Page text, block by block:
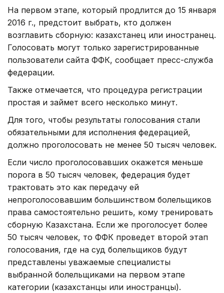
На первом этапе, который продлится до 15 января
2016 г., предстоит выбрать, кто должен
возглавить сборную: казахстанец или иностранец.
Голосовать могут только зарегистрированные
пользователи сайта ФФК, сообщает пресс-служба
федерации.
Также отмечается, что процедура регистрации
простая и займет всего несколько минут.
Для того, чтобы результаты голосования стали
обязательными для исполнения федерацией,
должно проголосовать не менее 50 тысяч человек.
Если число проголосовавших окажется меньше
порога в 50 тысяч человек, федерация будет
трактовать это как передачу ей
непроголосовавшим большинством болельщиков
права самостоятельно решить, кому тренировать
сборную Казахстана. Если же проголосует более
50 тысяч человек, то ФФК проведет второй этап
голосования, где на суд болельщиков будут
представлены уважаемые специалисты
выбранной болельщиками на первом этапе
категории (казахстанцы или иностранцы).